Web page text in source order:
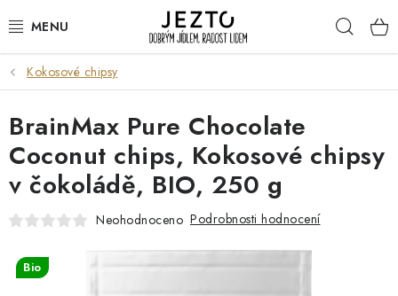
na
DÁRKOVÉ SADY
TRVANLIVÉ
DROGERIE A KOSMETIKA
NÁPOJE
SPORT A ZDRAVÍ
Kokosové chipsy
BrainMax Pure Chocolate
Coconut chips, Kokosové chipsy
v čokoládě, BIO, 250 g
Neohodnoceno Podrobnosti hodnocení
Bio